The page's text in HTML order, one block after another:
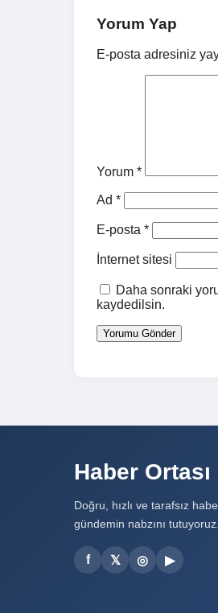
Yorum Yap
E-posta adresiniz
Yorum *
Ad *
E-posta *
İnternet sitesi
Daha sonraki
kaydedilsin.
Haber Ortası
Doğru, hızlı ve tarafsız
gündemin nabzını tutuyoruz.
f 𝕏 ◎ ▶